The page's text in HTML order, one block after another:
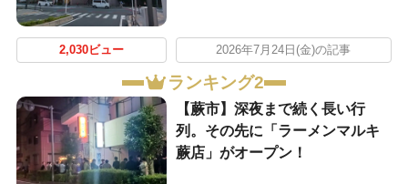
2,030ビュー 2026年7月24日(金)の記事
ランキング2
【蕨市】深夜まで続く長い行
列。その先に「ラーメンマルキ
蕨店」がオープン！